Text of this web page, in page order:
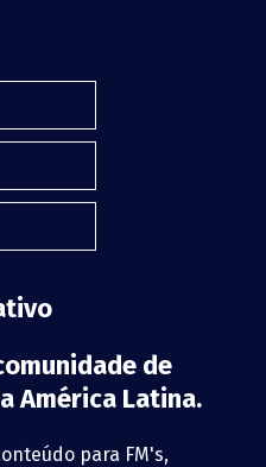
de
América Latina.
para FM's,